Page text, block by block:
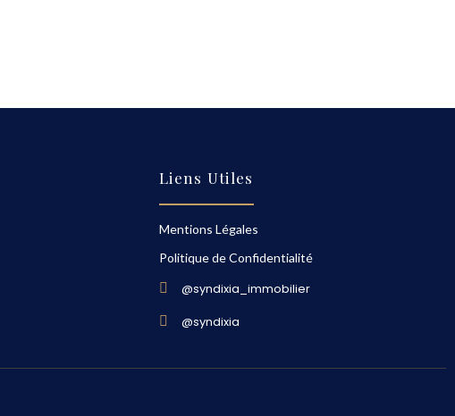
Liens Utiles
Mentions Légales
Politique de Confidentialité
@syndixia_immobilier
@syndixia